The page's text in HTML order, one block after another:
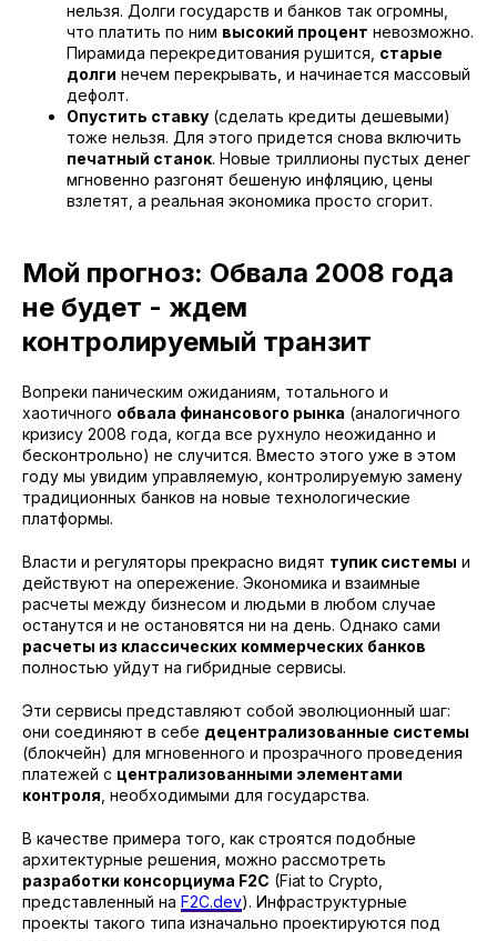
нельзя. Долги государств и банков так огромны,
что платить по ним высокий процент невозможно.
Пирамида перекредитования рушится, старые
долги нечем перекрывать, и начинается массовый
дефолт.
Опустить ставку (сделать кредиты дешевыми)
тоже нельзя. Для этого придется снова включить
печатный станок. Новые триллионы пустых денег
мгновенно разгонят бешеную инфляцию, цены
взлетят, а реальная экономика просто сгорит.
Мой прогноз: Обвала 2008 года
не будет - ждем
контролируемый транзит
Вопреки паническим ожиданиям, тотального и
хаотичного обвала финансового рынка (аналогичного
кризису 2008 года, когда все рухнуло неожиданно и
бесконтрольно) не случится. Вместо этого уже в этом
году мы увидим управляемую, контролируемую замену
традиционных банков на новые технологические
платформы.
Власти и регуляторы прекрасно видят тупик системы и
действуют на опережение. Экономика и взаимные
расчеты между бизнесом и людьми в любом случае
останутся и не остановятся ни на день. Однако сами
расчеты из классических коммерческих банков
полностью уйдут на гибридные сервисы.
Эти сервисы представляют собой эволюционный шаг:
они соединяют в себе децентрализованные системы
(блокчейн) для мгновенного и прозрачного проведения
платежей с централизованными элементами
контроля , необходимыми для государства.
В качестве примера того, как строятся подобные
архитектурные решения, можно рассмотреть
разработки консорциума F2C (Fiat to Crypto,
представленный на F2C.dev). Инфраструктурные
проекты такого типа изначально проектируются под